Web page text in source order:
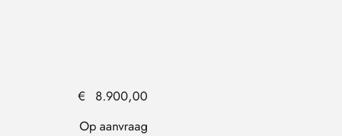
€
8.900,00
Op aanvraag